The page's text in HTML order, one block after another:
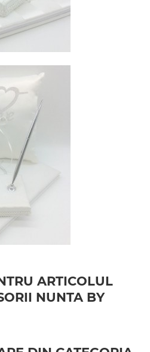
ARTICOLUL
NUNTA BY